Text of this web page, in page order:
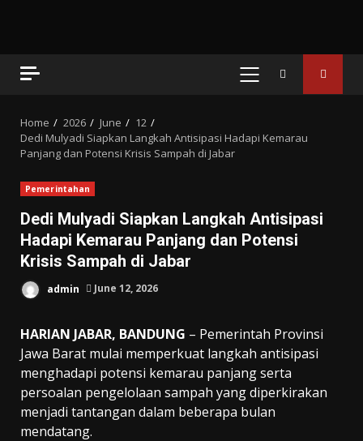
PRIMARY
Home 2026 June
12
Dedi Mulyadi Siapkan Langkah Antisipasi Hadapi Kemarau
Panjang dan Potensi Krisis Sampah di Jabar
Pemerintahan
Dedi Mulyadi Siapkan Langkah Antisipasi
Hadapi Kemarau Panjang dan Potensi
Krisis Sampah di Jabar
admin June 12, 2026
HARIAN JABAR, BANDUNG – Pemerintah Provinsi
Jawa Barat mulai memperkuat langkah antisipasi
menghadapi potensi kemarau panjang serta
persoalan pengelolaan sampah yang diperkirakan
menjadi tantangan dalam beberapa bulan
mendatang.